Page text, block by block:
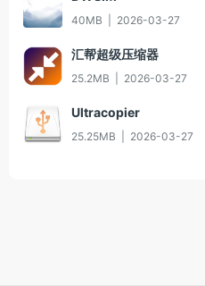
40MB 2026-03-27
汇帮超级压缩器
25.2MB 2026-03-27
Ultracopier
25.25MB 2026-03-27